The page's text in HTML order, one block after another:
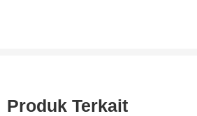
Produk Terkait